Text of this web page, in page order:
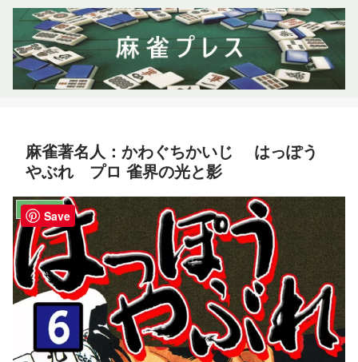
麻雀著名人：かわぐちかいじ はっぽう
やぶれ プロ 雀界の光と影
麻雀著名人Save